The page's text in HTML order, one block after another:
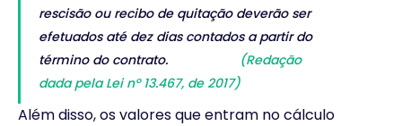
rescisão ou recibo de quitação deverão ser
efetuados até dez dias contados a partir do
término do contrato. (Redação
dada pela Lei nº 13.467, de 2017)
Além disso, os valores que entram no cálculo